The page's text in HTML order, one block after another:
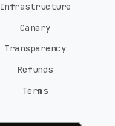
Infrastructure
Canary
Transparency
Refunds
Terms